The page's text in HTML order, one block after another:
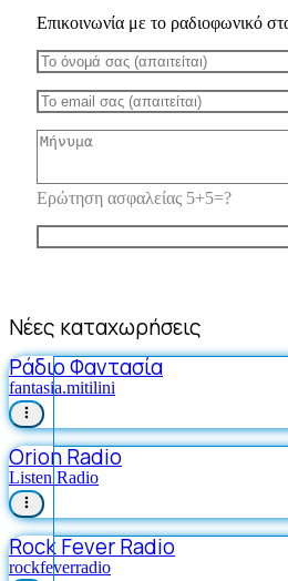
Επικοινωνία με το ραδιοφωνικό
Ερώτηση ασφαλείας 5+5=?
Νέες καταχωρήσεις
Ράδιο Φαντασία
fantasia.mitilini
Orion Radio
Listen Radio
Rock Fever Radio
rockfeverradio